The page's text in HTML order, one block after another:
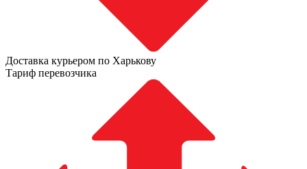
Доставка курьером по Харькову
Тариф перевозчика